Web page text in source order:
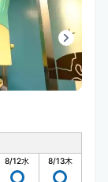
8/12水 8/13木